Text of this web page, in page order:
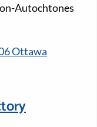
Autochtones
Ottawa